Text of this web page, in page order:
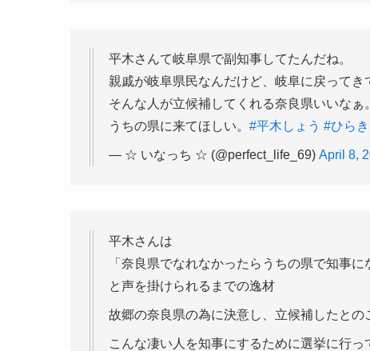
平木さんて岐阜県で副知事してたんだね。
親戚が岐阜県民なんだけど、岐阜に戻ってき
そんな人が立候補してくれる奈良県いいなぁ。
うちの県に来てほしい。 #平木しょう #ひら
— ☆ いなっち ☆ (@perfect_life_69) April 8,
平木さんは
「奈良県でなれなかったらうちの県で知事に
と声を掛けられるまでの逸材
故郷の奈良県の為に決意し、立候補したと
こんな凄い人を知事にするために選挙に行っ